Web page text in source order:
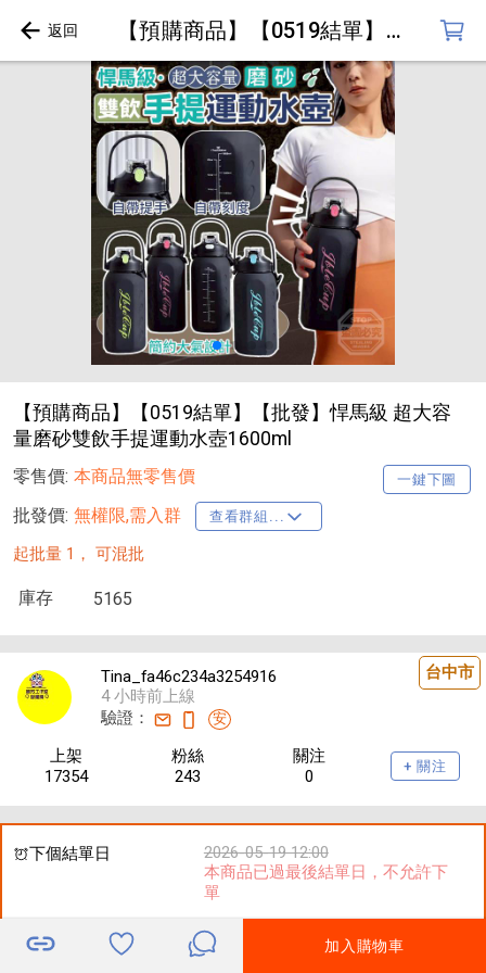
【預購商品】【0519結單】【批發】悍馬級 超大容量磨砂雙飲手提運動水壺1600ml
【預購商品】【0519結單】【批發】悍馬級 超大容
量磨砂雙飲手提運動水壺1600ml
零售價: 一鍵下圖
本商品無零售價
批發價: 無權限,需入群 查看群組...
起批量 1， 可混批
庫存 5165
台中市
Tina_fa46c234a3254916
4 小時前上線
驗證：
安
上架
17354
粉絲
243
關注
0
+ 關注
下個結單日
2026-05-19 12:00
本商品已過最後結單日，不允許下
單
加入購物車